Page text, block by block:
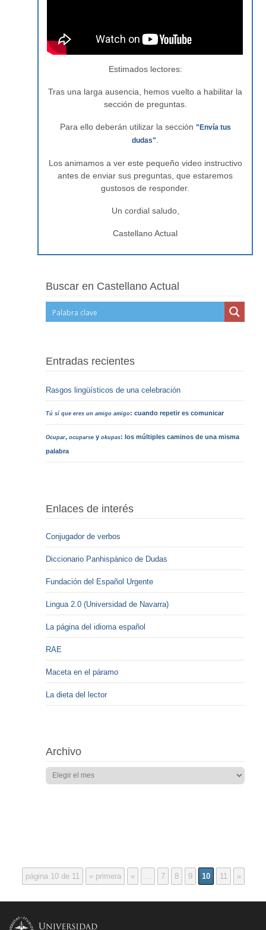
Estimados lectores:
Tras una larga ausencia, hemos vuelto a habilitar la
sección de preguntas.
Para ello deberán utilizar la sección "Envía tus
dudas"
Los animamos a ver este pequeño video instructivo
antes de enviar sus preguntas, que estaremos
gustosos de responder.
Un cordial saludo,
Castellano Actual
Buscar en Castellano Actual
Entradas recientes
Rasgos lingüísticos de una celebración
Tú sí que eres un amigo amigo: cuando repetir es comunicar
Ocupar,ocuparse yokupas: los múltiples caminos de una misma
palabra
Enlaces de interés
Conjugador de verbos
Diccionario Panhispánico de Dudas
Fundación del Español Urgente
Lingua 2.0 (Universidad de Navarra)
La página del idioma español
RAE
Maceta en el páramo
La dieta del lector
Archivo
página 10 de 11 « primera « ... 7 8 9 10 11 »